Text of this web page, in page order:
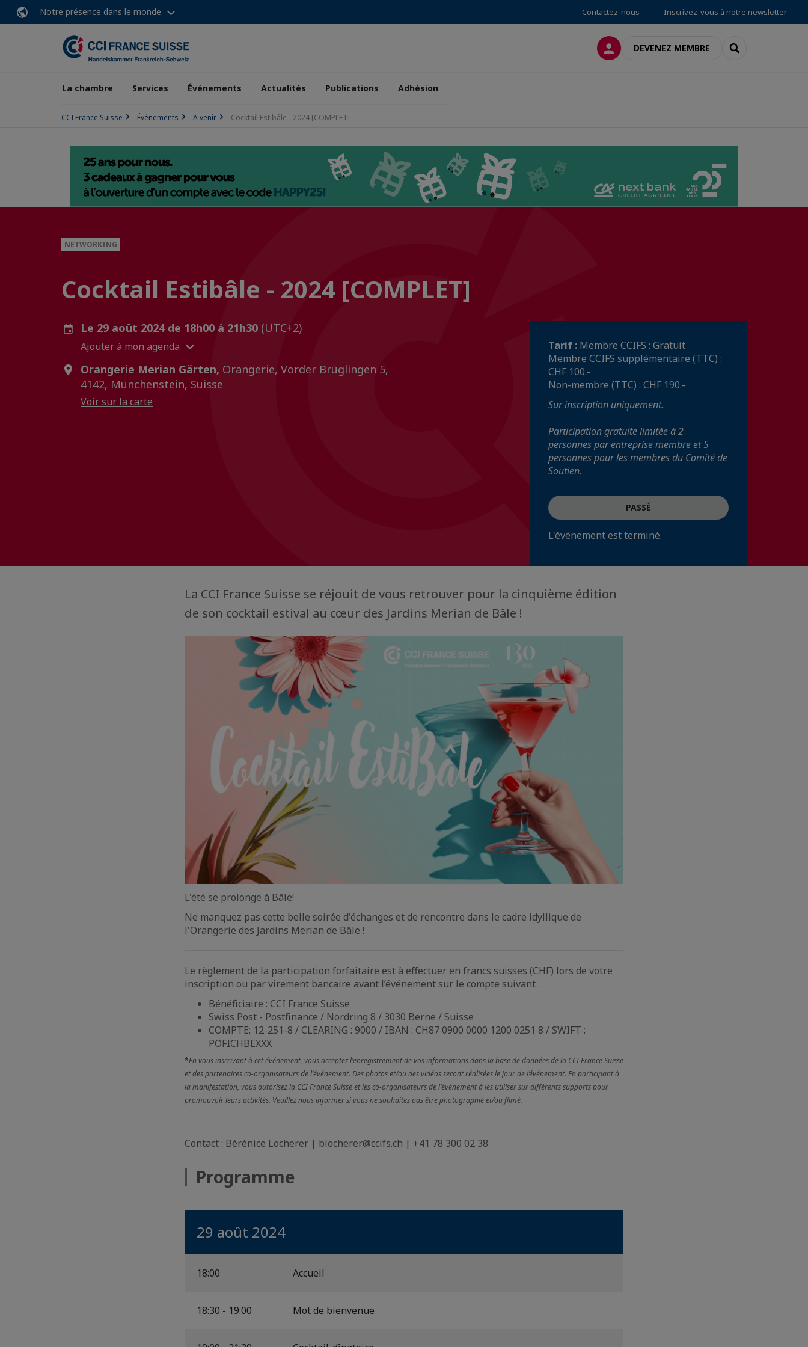
Notre présence dans le monde Contactez-nous Inscrivez-vous à notre newsletter
CONNEXIONDEVENEZ MEMBRE RECHERCHER
La chambre Services Événements Actualités Publications Adhésion
CCI France Suisse Événements A venir Cocktail Estibâle - 2024 [COMPLET]
NETWORKING
Cocktail Estibâle - 2024 [COMPLET]
Le 29 août 2024 de 18h00 à 21h30 (UTC+2)
Ajouter à mon agenda
Orangerie Merian Gärten, Orangerie, Vorder Brüglingen 5,
4142, Münchenstein, Suisse
Voir sur la carte
Tarif : Membre CCIFS : Gratuit
Membre CCIFS supplémentaire (TTC) :
CHF 100.-
Non-membre (TTC) : CHF 190.-
Sur inscription uniquement.
Participation gratuite limitée à 2
personnes par entreprise membre et 5
personnes pour les membres du Comité de
Soutien.
PASSÉ
L'événement est terminé.
La CCI France Suisse se réjouit de vous retrouver pour la cinquième édition
de son cocktail estival au cœur des Jardins Merian de Bâle !
L'été se prolonge à Bâle!
Ne manquez pas cette belle soirée d'échanges et de rencontre dans le cadre idyllique de
l'Orangerie des Jardins Merian de Bâle !
Le règlement de la participation forfaitaire est à effectuer en francs suisses (CHF) lors de votre
inscription ou par virement bancaire avant l’événement sur le compte suivant :
Bénéficiaire : CCI France Suisse
Swiss Post - Postfinance / Nordring 8 / 3030 Berne / Suisse
COMPTE: 12-251-8 / CLEARING : 9000 / IBAN : CH87 0900 0000 1200 0251 8 / SWIFT :
POFICHBEXXX
*En vous inscrivant à cet événement, vous acceptez l'enregistrement de vos informations dans la base de données de la CCI France Suisse
et des partenaires co-organisateurs de l'événement. Des photos et/ou des vidéos seront réalisées le jour de l’événement. En participant à
la manifestation, vous autorisez la CCI France Suisse et les co-organisateurs de l'événement à les utiliser sur différents supports pour
promouvoir leurs activités. Veuillez nous informer si vous ne souhaitez pas être photographié et/ou filmé.
Contact : Bérénice Locherer | blocherer@ccifs.ch | +41 78 300 02 38
Programme
29 août 2024
18:00 Accueil
18:30 - 19:00 Mot de bienvenue